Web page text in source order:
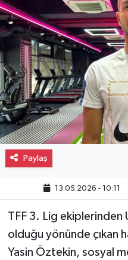
Paylaş
13.05.2026 - 10:11
TFF 3. Lig
olduğu yönünde çıkan
Yasin Öztekin, sosyal
Magazin
Gayrimenkul
Spor
Eğitim